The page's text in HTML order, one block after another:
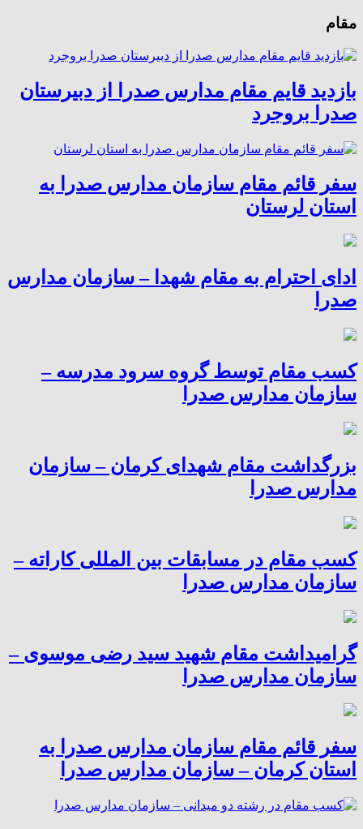
مقام
بازدید قایم مقام مدارس صدرا از دبیرستان
صدرا بروجرد
سفر قائم مقام سازمان مدارس صدرا به
استان لرستان
ادای احترام به مقام شهدا – سازمان مدارس
صدرا
کسب مقام توسط گروه سرود مدرسه –
سازمان مدارس صدرا
بزرگداشت مقام شهدای کرمان – سازمان
مدارس صدرا
کسب مقام در مسابقات بین المللی کاراته –
سازمان مدارس صدرا
گرامیداشت مقام شهید سید رضی موسوی –
سازمان مدارس صدرا
سفر قائم مقام سازمان مدارس صدرا به
استان کرمان – سازمان مدارس صدرا